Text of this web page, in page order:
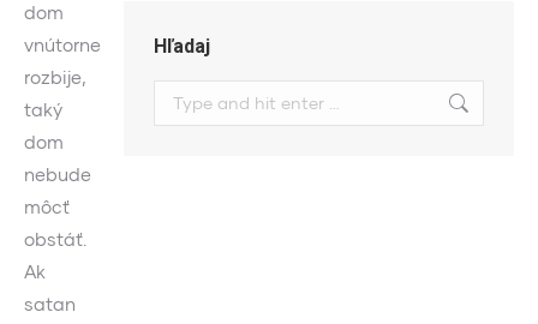
dom
vnútorne
rozbije,
taký
dom
nebude
môcť
obstáť.
Ak
satan
Hľadaj
Search: